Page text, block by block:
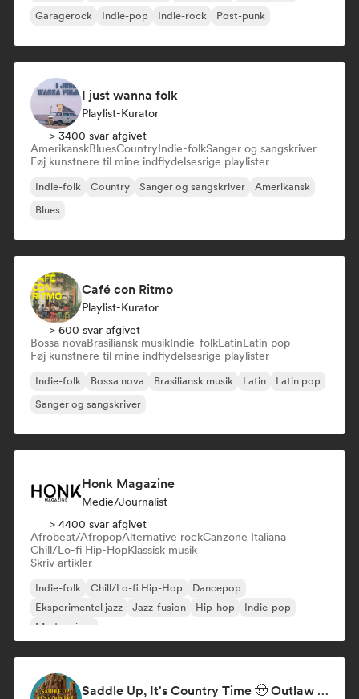
Garagerock Indie-pop Indie-rock Post-punk
I just wanna folk
Playlist-Kurator
> 3400 svar afgivet
AmerikanskBluesCountryIndie-folkSanger og sangskriver
Føj kunstnere til mine indflydelsesrige playlister
Indie-folk Country Sanger og sangskriver
Amerikansk
Blues
Café con Ritmo
Playlist-Kurator
> 600 svar afgivet
Bossa novaBrasiliansk musikIndie-folkLatinLatin pop
Føj kunstnere til mine indflydelsesrige playlister
Indie-folk Bossa nova Brasiliansk musik Latin
Latin pop
Sanger og sangskriver
Honk Magazine
Medie/journalist
> 4400 svar afgivet
Afrobeat/AfropopAlternative rockCanzone Italiana
Chill/Lo-fi Hip-HopKlassisk musik
Skriv artikler
Indie-folk Chill/Lo-fi Hip-Hop
Dancepop
Eksperimentel jazz
Jazz-fusion Hip-hop
Indie-pop
Modern jazz
Saddle Up, It's Country Time 🤠 Outlaw Country, Americana & Country Rock